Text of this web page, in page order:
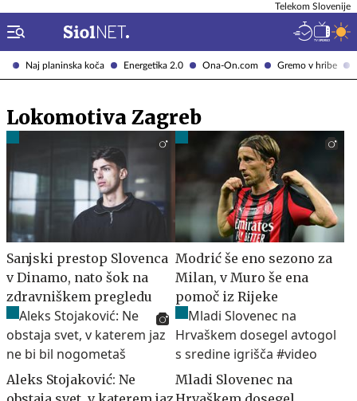
Naj planinska koča Energetika 2.0 Ona-On.com Gremo v hribe
Telekom Slovenije
Lokomotiva Zagreb
Sanjski prestop Slovenca
v Dinamo, nato šok na
zdravniškem pregledu
Modrić še eno sezono za
Milan, v Muro še ena
pomoč iz Rijeke
Aleks Stojaković: Ne
Mladi Slovenec na